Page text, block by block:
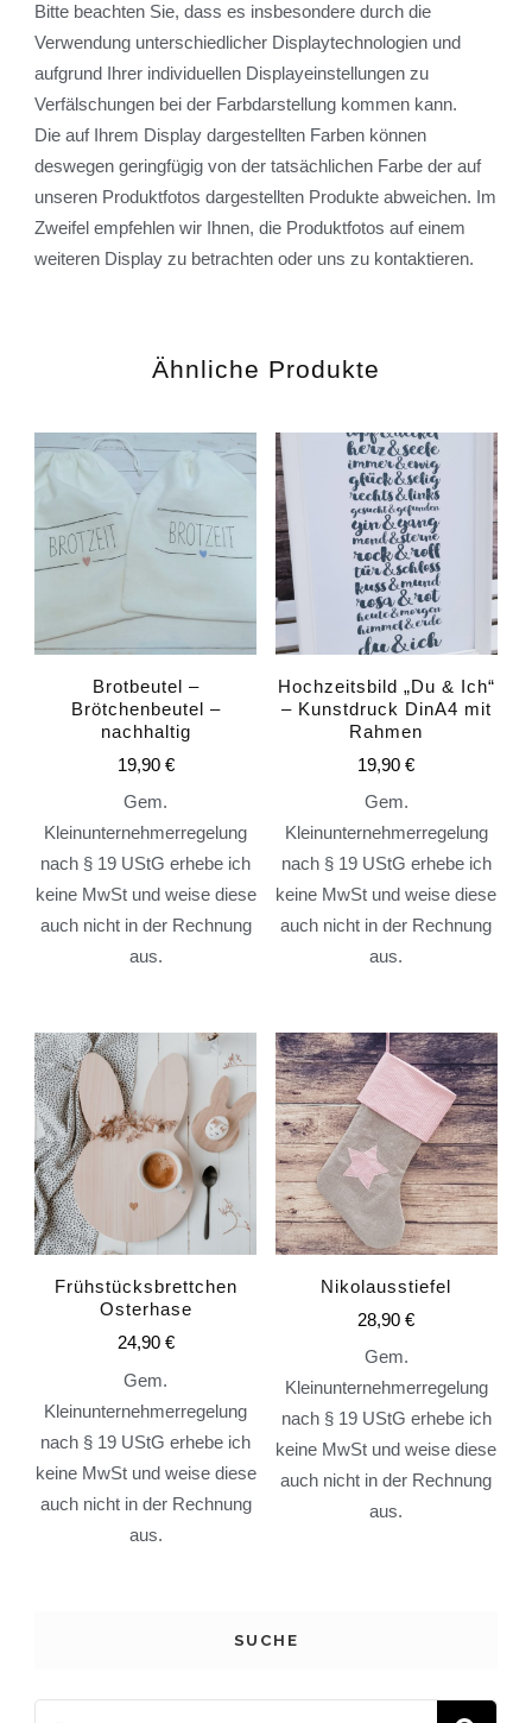
Bitte beachten Sie, dass es insbesondere durch die
Verwendung unterschiedlicher Displaytechnologien und
aufgrund Ihrer individuellen Displayeinstellungen zu
Verfälschungen bei der Farbdarstellung kommen kann.
Die auf Ihrem Display dargestellten Farben können
deswegen geringfügig von der tatsächlichen Farbe der auf
unseren Produktfotos dargestellten Produkte abweichen. Im
Zweifel empfehlen wir Ihnen, die Produktfotos auf einem
weiteren Display zu betrachten oder uns zu kontaktieren.
Ähnliche Produkte
Brotbeutel –
Brötchenbeutel –
nachhaltig
19,90 €
Gem.
Kleinunternehmerregelung
nach § 19 UStG erhebe ich
keine MwSt und weise diese
auch nicht in der Rechnung
aus.
Hochzeitsbild „Du & Ich“
– Kunstdruck DinA4 mit
Rahmen
19,90€
Gem.
Kleinunternehmerregelung
nach § 19 UStG erhebe ich
keine MwSt und weise diese
auch nicht in der Rechnung
aus.
Frühstücksbrettchen
Osterhase
24,90 €
Gem.
Kleinunternehmerregelung
nach § 19 UStG erhebe ich
keine MwSt und weise diese
auch nicht in der Rechnung
aus.
Nikolausstiefel
28,90€
Gem.
Kleinunternehmerregelung
nach § 19 UStG erhebe ich
keine MwSt und weise diese
auch nicht in der Rechnung
aus.
SUCHE